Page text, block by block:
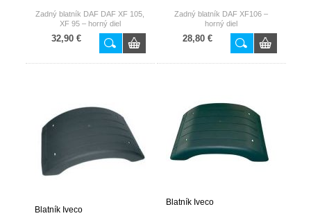
Zadný blatník DAF DAF XF 105,
XF 95 – horný diel
32,90 €
Zadný blatník DAF XF106 –
horný diel
28,80 €
Blatník Iveco
Blatník Iveco